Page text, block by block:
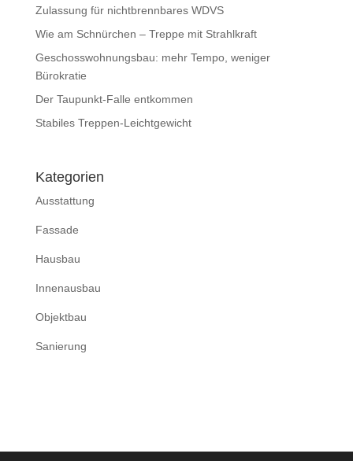
Zulassung für nichtbrennbares WDVS
Wie am Schnürchen – Treppe mit Strahlkraft
Geschosswohnungsbau: mehr Tempo, weniger
Bürokratie
Der Taupunkt-Falle entkommen
Stabiles Treppen-Leichtgewicht
Kategorien
Ausstattung
Fassade
Hausbau
Innenausbau
Objektbau
Sanierung